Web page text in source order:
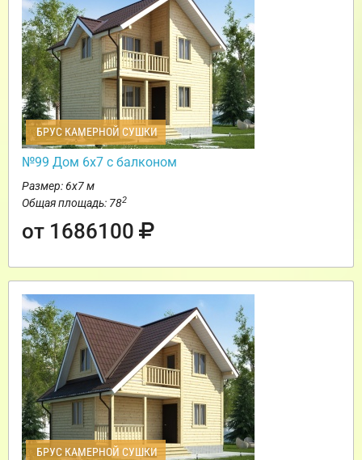
БРУС КАМЕРНОЙ СУШКИ
№99 Дом 6х7 с балконом
Размер: 6х7 м
Общая площадь: 782
от 1686100
БРУС КАМЕРНОЙ СУШКИ